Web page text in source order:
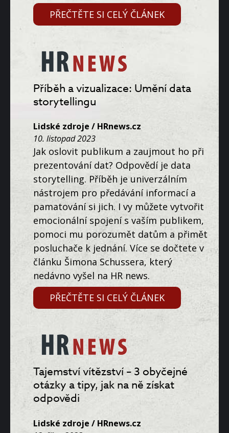
PŘEČTĚTE SI CELÝ ČLÁNEK
Příběh a vizualizace: Umění data
storytellingu
Lidské zdroje / HRnews.cz
10. listopad 2023
Jak oslovit publikum a zaujmout ho při
prezentování dat? Odpovědí je data
storytelling. Příběh je univerzálním
nástrojem pro předávání informací a
pamatování si jich. I vy můžete vytvořit
emocionální spojení s vaším publikem,
pomoci mu porozumět datům a přimět
posluchače k jednání. Více se dočtete v
článku Šimona Schussera, který
nedávno vyšel na HR news.
PŘEČTĚTE SI CELÝ ČLÁNEK
Tajemství vítězství – 3 obyčejné
otázky a tipy, jak na ně získat
odpovědi
Lidské zdroje / HRnews.cz